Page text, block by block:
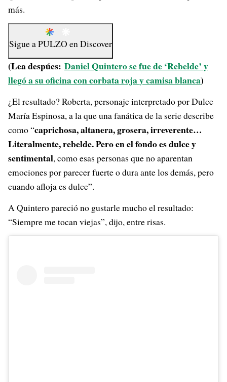
más.
Sigue aPULZO enDiscover
(Lea despúes: Daniel Quintero se fue de ‘Rebelde’ y
llegó a su oficina con corbata roja y camisa blanca)
¿El resultado? Roberta, personaje interpretado por Dulce
María Espinosa, a la que una fanática de la serie describe
como “caprichosa, altanera, grosera, irreverente…
Literalmente, rebelde. Pero en el fondo es dulce y
sentimental, como esas personas que no aparentan
emociones por parecer fuerte o dura ante los demás, pero
cuando afloja es dulce”.
A Quintero pareció no gustarle mucho el resultado:
“Siempre me tocan viejas”, dijo, entre risas.